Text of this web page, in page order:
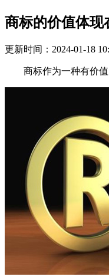
商标的价值体现
更新时间：2024-01-18
商标作为一种有价值